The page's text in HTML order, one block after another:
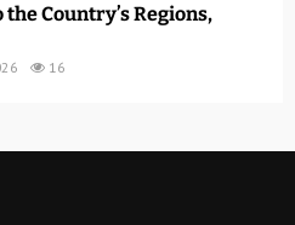
Country’s Regions,
16